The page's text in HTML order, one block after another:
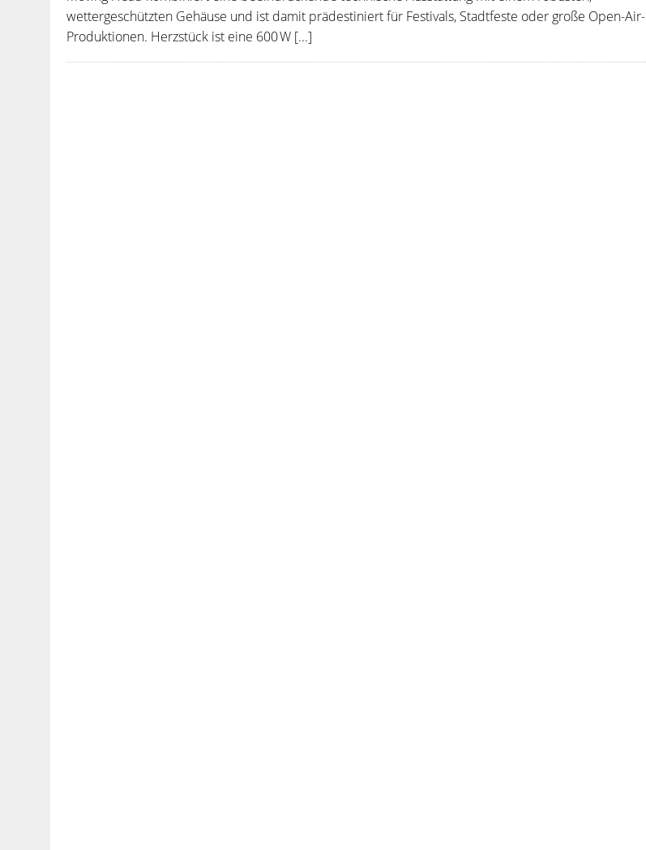
wettergeschützten Gehäuse und ist damit prädestiniert für Festivals, Stadtfeste oder große Open-Air-
Produktionen. Herzstück ist eine 600 W [...]